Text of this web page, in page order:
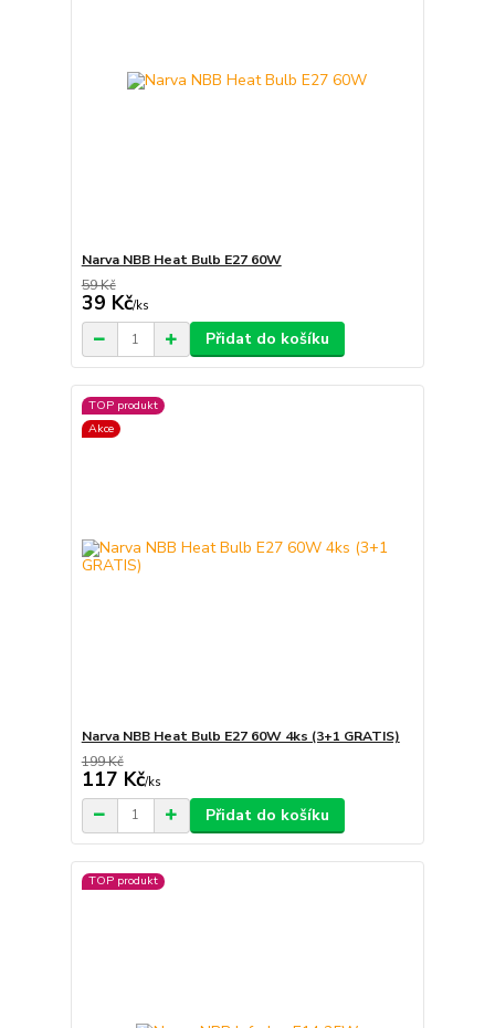
Narva NBB Heat Bulb E27 60W
59 Kč
39 Kč/ks
Přidat do košíku
TOP produkt
Akce
Narva NBB Heat Bulb E27 60W 4ks (3+1 GRATIS)
199 Kč
117 Kč/ks
Přidat do košíku
TOP produkt